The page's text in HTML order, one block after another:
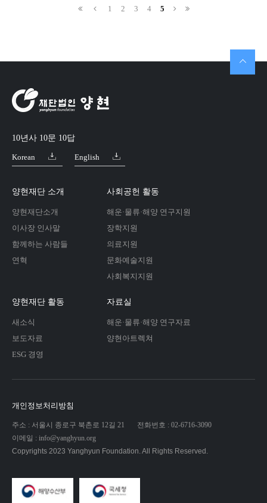
1 2 3 4 5
10년사 10문 10답
Korean English
양현재단 소개
양현재단소개
이사장 인사말
함께하는 사람들
연혁
사회공헌 활동
해운·물류·해양 연구지원
장학지원
의료지원
문화예술지원
사회복지지원
양현재단 활동
새소식
보도자료
ESG 경영
자료실
해운·물류·해양 연구자료
양현아트렉쳐
개인정보처리방침
주소 : 서울시 종로구 북촌로 12길 21
전화번호 : 02-6716-3090
이메일 : info@yanghyun.org
Copyrights 2023 Yanghyun Foundation. All Rights Reserved.